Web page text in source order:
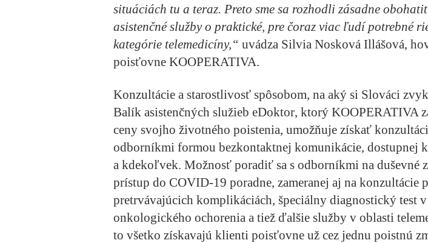
situáciách tu a teraz. Preto sme sa rozhodli zásadne
asistenčné služby o praktické, pre čoraz viac ľudí potrebné
kategórie telemedicíny,“ uvádza Silvia Nosková Illášová,
poisťovne KOOPERATIVA.
Konzultácie a starostlivosť spôsobom, na aký si Slováci
Balík asistenčných služieb eDoktor, ktorý KOOPERATIVA
ceny svojho životného poistenia, umožňuje získať
odborníkmi formou bezkontaktnej komunikácie, dostupnej
a kdekoľvek. Možnosť poradiť sa s odborníkmi na duševné
prístup do COVID-19 poradne, zameranej aj na konzultácie
pretrvávajúcich komplikáciách, špeciálny diagnostický test
onkologického ochorenia a tiež ďalšie služby v oblasti
to všetko získavajú klienti poisťovne už cez jednu poistnú